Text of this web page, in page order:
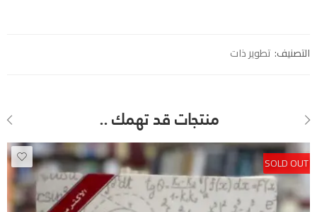
التصنيف: تطوير ذات
منتجات قد تهمك ..
SOLD OUT